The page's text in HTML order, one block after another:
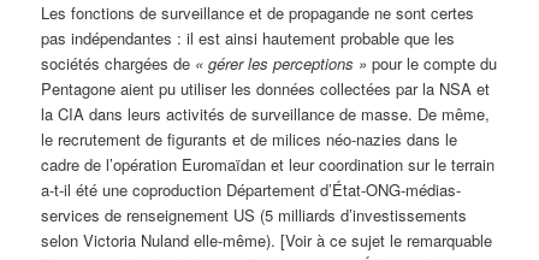
Les fonctions de surveillance et de propagande ne sont certes
pas indépendantes : il est ainsi hautement probable que les
sociétés chargées de « gérer les perceptions » pour le compte du
Pentagone aient pu utiliser les données collectées par la NSA et
la CIA dans leurs activités de surveillance de masse. De même,
le recrutement de figurants et de milices néo-nazies dans le
cadre de l’opération Euromaïdan et leur coordination sur le terrain
a-t-il été une coproduction Département d’État-ONG-médias-
services de renseignement US (5 milliards d’investissements
selon Victoria Nuland elle-même). [Voir à ce sujet le remarquable